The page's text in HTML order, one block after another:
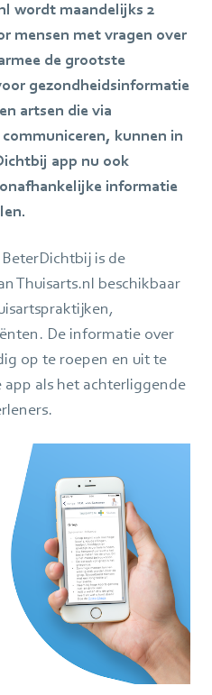
wordt maandelijks 2
mensen met vragen over
de grootste
gezondheidsinformatie
artsen die via
kunnen in
app nu ook
informatie
is de
Thuisarts.nl beschikbaar
De informatie over
op te roepen en uit te
als het achterliggende